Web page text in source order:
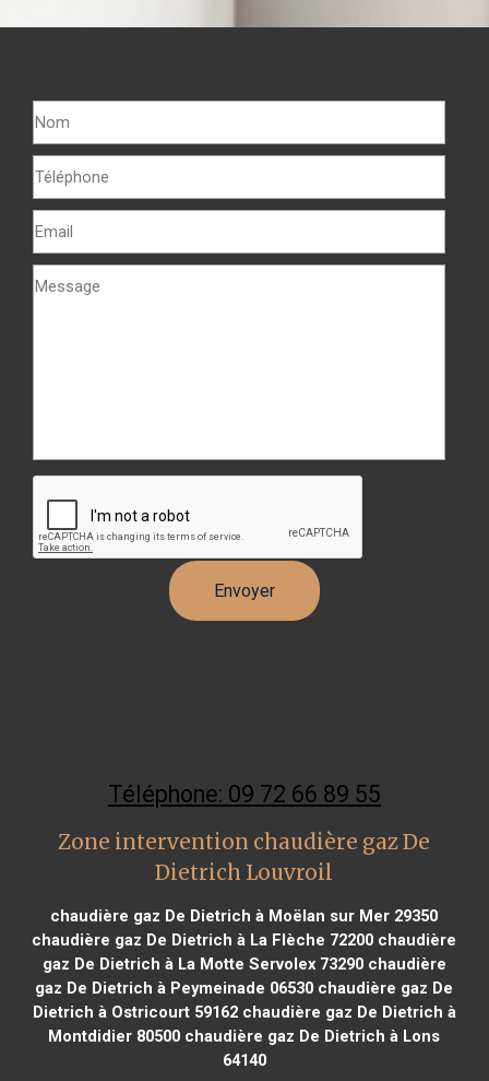
Téléphone: 09 72 66 89 55
Zone intervention chaudière gaz De
Dietrich Louvroil
chaudière gaz De Dietrich à Moëlan sur Mer 29350
chaudière gaz De Dietrich à La Flèche 72200 chaudière
gaz De Dietrich à La Motte Servolex 73290chaudière
gaz De Dietrich à Peymeinade 06530 chaudière gaz De
Dietrich à Ostricourt 59162chaudière gaz De Dietrich à
Montdidier 80500 chaudière gaz De Dietrich à Lons
64140